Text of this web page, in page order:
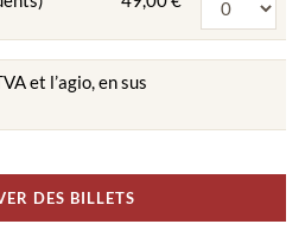
et l’agio, en sus
DES BILLETS